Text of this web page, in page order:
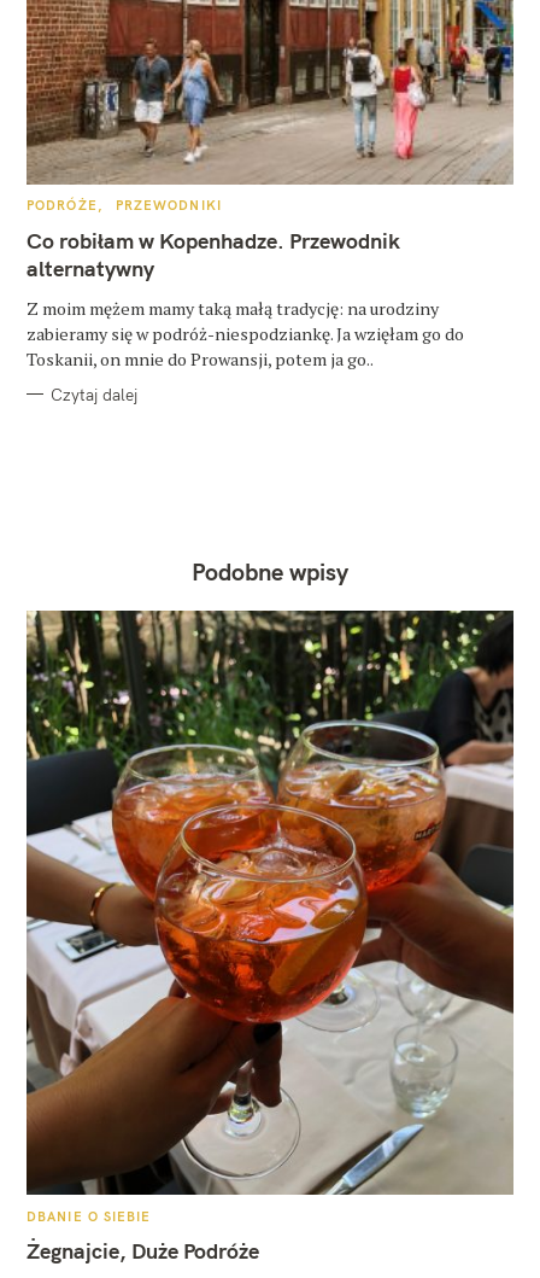
K
T
E
G
O
I
E
PODRÓŻE PRZEWODNIKI
Co robiłam w Kopenhadze. Przewodnik
alternatywny
Z moim mężem mamy taką małą tradycję: na urodziny
zabieramy się w podróż-niespodziankę. Ja wzięłam go do
Toskanii, on mnie do Prowansji, potem ja go..
Czytaj dalej
Podobne wpisy
K
T
E
DBANIE O SIEBIE
Żegnajcie, Duże Podróże